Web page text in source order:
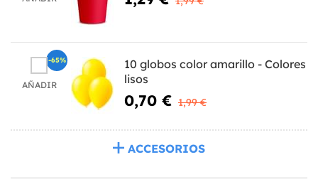
AÑADIR
10 globos color amarillo - Colores
lisos
0,70 € 1,99 €
-65%
ACCESORIOS